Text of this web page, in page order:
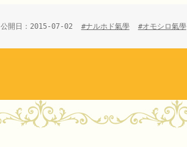
公開日：2015-07-02 #ナルホド氣學 #オモシロ氣學